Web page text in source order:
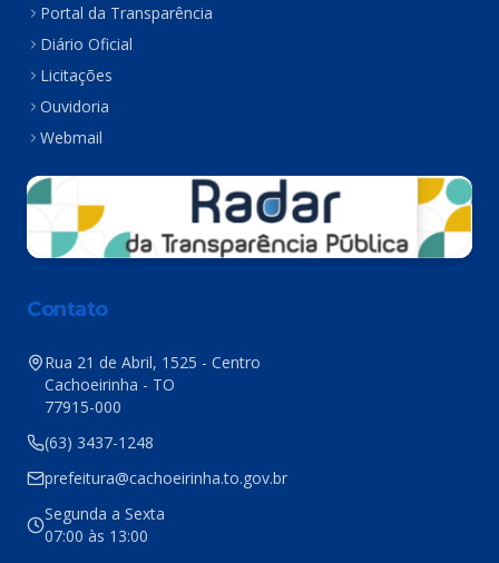
Portal da Transparência
Diário Oficial
Licitações
Ouvidoria
Webmail
Contato
Rua 21 de Abril, 1525 - Centro
Cachoeirinha - TO
77915-000
(63) 3437-1248
prefeitura@cachoeirinha.to.gov.br
Segunda a Sexta
07:00 às 13:00